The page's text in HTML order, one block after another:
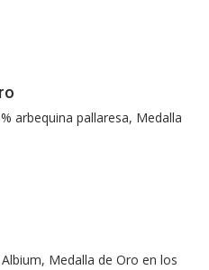
arbequina pallaresa, Medalla
Medalla de Oro en los